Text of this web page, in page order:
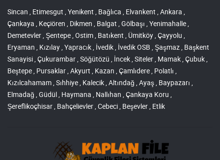
Sincan , Etimesgut , Yenikent , Bağlıca , Elvankent , Ankara ,
Çankaya , Keçiören , Dikmen , Balgat , Gölbaşı , Yenimahalle ,
Demetevler , Şentepe , Ostim , Batıkent , Ümitköy , Çayyolu ,
Eryaman , Kızılay , Yapracık , İvedik , İvedik OSB , Şaşmaz , Başkent
Sanayisi , Çukurambar , Söğütözü , İncek , Siteler , Mamak , Çubuk ,
Beştepe , Pursaklar , Akyurt , Kazan , Çamlıdere , Polatlı ,
Kızılcahamam , Sıhhiye , Kalecik , Altındağ , Ayaş , Baypazarı ,
Elmadağ , Güdül , Haymana , Nallıhan , Çankaya Koru ,
Şereflikoçhisar , Bahçelievler , Cebeci , Beşevler , Etlik